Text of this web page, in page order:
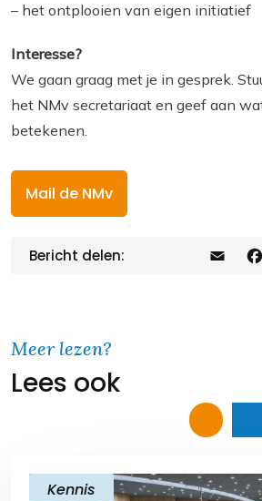
– het ontplooien van eigen initiatief
Interesse?
We gaan graag met je in gesprek.
het NMv secretariaat en geef aan
betekenen.
Mail de NMv
Bericht delen:
Meer lezen?
Lees ook
Kennis